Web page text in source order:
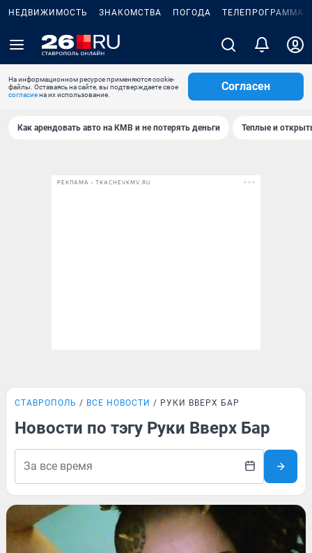
НЕДВИЖИМОСТЬ ЗНАКОМСТВА ПОГОДА ТЕЛЕПРОГРАММА
На информационном ресурсе применяются cookie-
файлы. Оставаясь на сайте, вы подтверждаете свое
согласиена их использование.
Согласен
Как арендовать авто на КМВ и не потерять деньги Теплые и
РЕКЛАМА • TKACHEVKMV.RU
СТАВРОПОЛЬ ВСЕ НОВОСТИ РУКИ ВВЕРХ БАР
Новости по тэгу Руки Вверх Бар